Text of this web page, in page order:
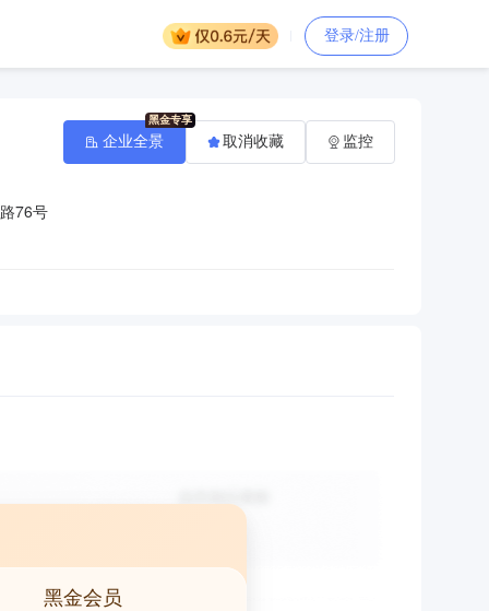
登录/注册
76号
企业全景 取消收藏 监控
黑金会员